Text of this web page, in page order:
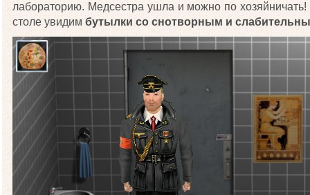
лабораторию. Медсестра ушла и можно по
столе увидим бутылки со снотворным и